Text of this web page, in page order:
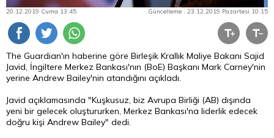
20.12.2019 Cuma 13:45 Güncelleme : 23.12.2019 Pazartesi 10:15
The Guardian'ın haberine göre Birleşik Krallık Maliye Bakanı Sajid
Javid, İngiltere Merkez Bankası'nın (BoE) Başkanı Mark Carney'nin
yerine Andrew Bailey'nin atandığını açıkladı.
Javid açıklamasında "Kuşkusuz, biz Avrupa Birliği (AB) dışında
yeni bir gelecek oluştururken, Merkez Bankası'na liderlik edecek
doğru kişi Andrew Bailey" dedi.